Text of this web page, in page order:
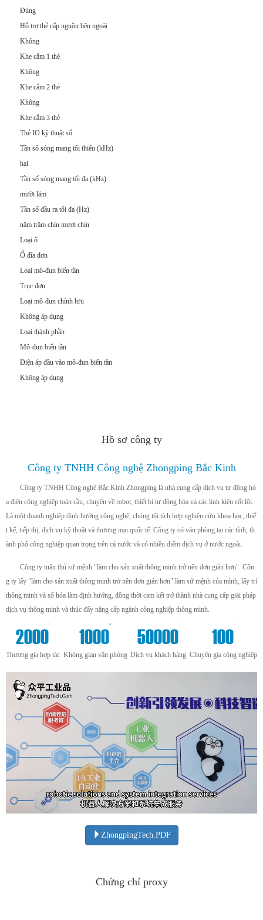
Đúng
Hỗ trợ thẻ cấp nguồn bên ngoài
Không
Khe cắm 1 thẻ
Không
Khe cắm 2 thẻ
Không
Khe cắm 3 thẻ
Thẻ IO kỹ thuật số
Tần số sóng mang tối thiểu (kHz)
hai
Tần số sóng mang tối đa (kHz)
mười lăm
Tần số đầu ra tối đa (Hz)
năm trăm chín mươi chín
Loại ổ
Ổ đĩa đơn
Loại mô-đun biến tần
Trục đơn
Loại mô-đun chỉnh lưu
Không áp dụng
Loại thành phần
Mô-đun biến tần
Điện áp đầu vào mô-đun biến tần
Không áp dụng
Hồ sơ công ty
Công ty TNHH Công nghệ Zhongping Bắc Kinh
Công ty TNHH Công nghệ Bắc Kinh Zhongping là nhà cung cấp dịch vụ tự động hó
a điện công nghiệp toàn cầu, chuyên về robot, thiết bị tự động hóa và các linh kiện cốt lõi.
Là một doanh nghiệp định hướng công nghệ, chúng tôi tích hợp nghiên cứu khoa học, thiế
t kế, tiếp thị, dịch vụ kỹ thuật và thương mại quốc tế. Công ty có văn phòng tại các tỉnh, th
ành phố công nghiệp quan trọng trên cả nước và có nhiều điểm dịch vụ ở nước ngoài.
Công ty tuân thủ sứ mệnh "làm cho sản xuất thông minh trở nên đơn giản hơn". Côn
g ty lấy "làm cho sản xuất thông minh trở nên đơn giản hơn" làm sứ mệnh của mình, lấy trí
thông minh và số hóa làm định hướng, đồng thời cam kết trở thành nhà cung cấp giải pháp
dịch vụ thông minh và thúc đẩy nâng cấp ngành công nghiệp thông minh.
2000
+
Thương gia hợp tác
1000
m²
Không gian văn phòng
50000
+
Dịch vụ khách hàng
100
+
Chuyên gia công nghiệp
ZhongpingTech.PDF
Chứng chỉ proxy